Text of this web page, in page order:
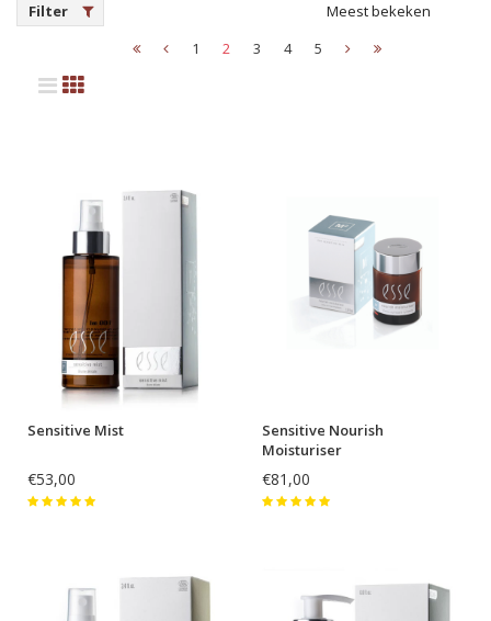
Filter
Meest bekeken
1
2 3 4 5
Sensitive Mist
€53,00
Sensitive Nourish
Moisturiser
€81,00